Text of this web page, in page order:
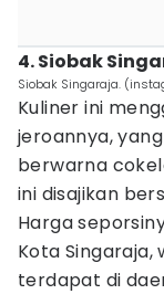
4. Siobak
Siobak Singaraja.
Kuliner ini
jeroannya,
berwarna
ini disajikan
Harga
Kota
terdapat di